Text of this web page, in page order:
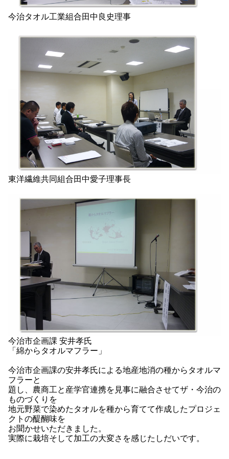
今治タオル工業組合田中良史理事
東洋繊維共同組合田中愛子理事長
今治市企画課 安井孝氏
「綿からタオルマフラー」
今治市企画課の安井孝氏による地産地消の種からタオルマ
フラーと
題し、農商工と産学官連携を見事に融合させてザ・今治の
ものづくりを
地元野菜で染めたタオルを種から育てて作成したプロジェ
クトの醍醐味を
お聞かせいただきました。
実際に栽培そして加工の大変さを感じたしだいです。